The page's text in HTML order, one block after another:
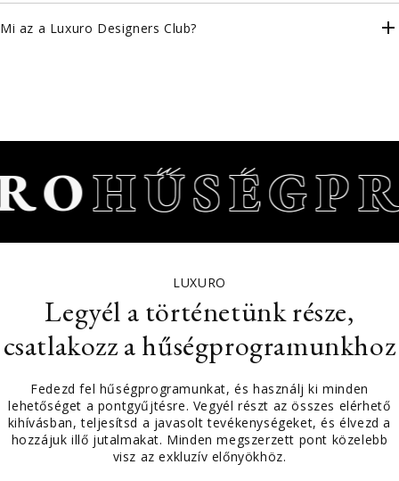
Mi az a Luxuro Designers Club?
LUXURO
Legyél a történetünk része,
csatlakozz a hűségprogramunkhoz
Fedezd fel hűségprogramunkat, és használj ki minden
lehetőséget a pontgyűjtésre. Vegyél részt az összes elérhető
kihívásban, teljesítsd a javasolt tevékenységeket, és élvezd a
hozzájuk illő jutalmakat. Minden megszerzett pont közelebb
visz az exkluzív előnyökhöz.